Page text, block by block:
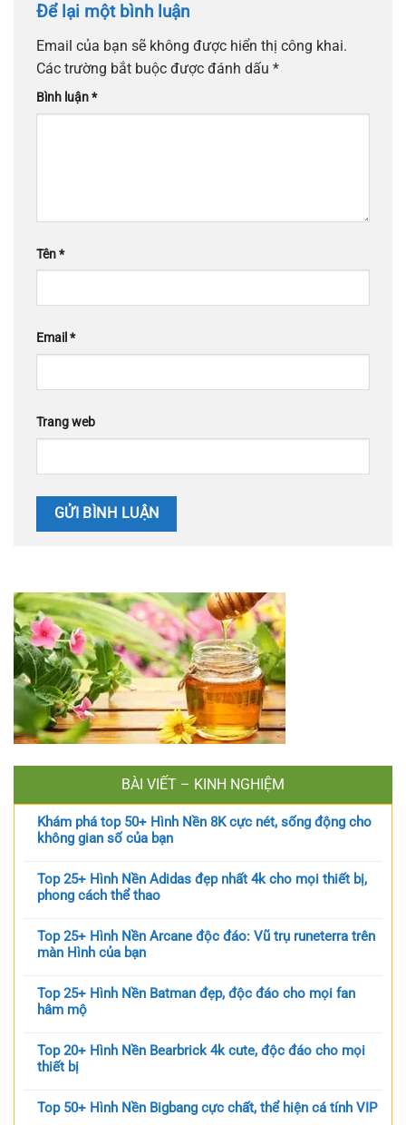
Để lại một bình luận
Email của bạn sẽ không được hiển thị công khai.
Các trường bắt buộc được đánh dấu *
Bình luận*
Tên*
Email*
Trang web
BÀI VIẾT – KINH NGHIỆM
Khám phá top 50+ Hình Nền 8K cực nét, sống động cho
không gian số của bạn
Top 25+ Hình Nền Adidas đẹp nhất 4k cho mọi thiết bị,
phong cách thể thao
Top 25+ Hình Nền Arcane độc đáo: Vũ trụ runeterra trên
màn Hình của bạn
Top 25+ Hình Nền Batman đẹp, độc đáo cho mọi fan
hâm mộ
Top 20+ Hình Nền Bearbrick 4k cute, độc đáo cho mọi
thiết bị
Top 50+ Hình Nền Bigbang cực chất, thể hiện cá tính VIP